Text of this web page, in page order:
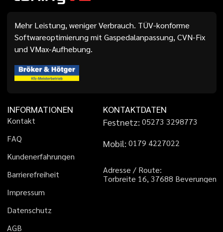
Mehr Leistung, weniger Verbrauch. TÜV-konforme
Softwareoptimierung mit Gaspedalanpassung, CVN-Fix
und VMax-Aufhebung.
INFORMATIONEN
Kontakt
FAQ
Kundenerfahrungen
Barrierefreiheit
Impressum
Datenschutz
AGB
KONTAKTDATEN
Festnetz: 05273 3298773
Mobil: 01 79 4227022
Adresse / Route:
Torbreite 16, 37688 Beverungen